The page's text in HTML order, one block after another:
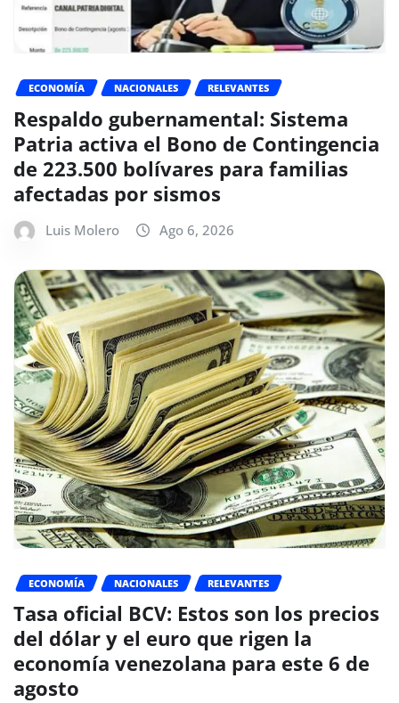
ECONOMÍA NACIONALES RELEVANTES
Respaldo gubernamental: Sistema
Patria activa el Bono de Contingencia
de 223.500 bolívares para familias
afectadas por sismos
Luis Molero Ago 6, 2026
ECONOMÍA NACIONALES RELEVANTES
Tasa oficial BCV: Estos son los precios
del dólar y el euro que rigen la
economía venezolana para este 6 de
agosto